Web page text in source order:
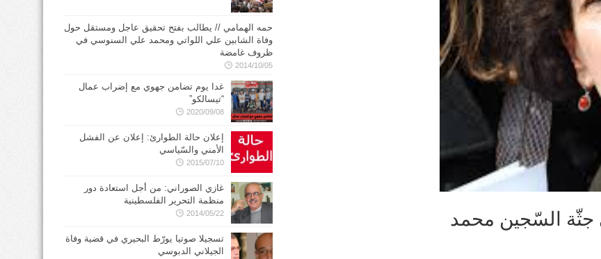
جثّة السّجين محمد
حمه الهمامي // يطالب بفتح تحقيق عاجل ومستقل حول
وفاة الشابين علي اللواتي ومحمد علي السنوسي في
ظروف غامضة
2014/10/05
غدا يوم تضامن جهوي مع إضراب عمال
“تيسالكو”
2020/09/08
إعلان حالة الطوارئ: إعلان عن الفشل
الأمني والسّياسي
2015/07/10
غازي الصوراني: من أجل استعادة دور
منظمة التحرير الفلسطينية
2014/05/22
تسجيلا صوتيا يورّط البحيري في قضية وفاة
الجيلاني الدبوسي